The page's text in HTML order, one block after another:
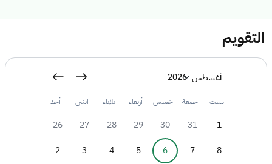
التقويم
أغسطس 2026
أحد اثنين ثلاثاء أربعاء خميس جمعة سبت
26 27 28 29 30 31
1
2
3 4 5 6 7
8